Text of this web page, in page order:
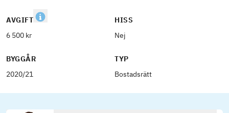
AVGIFT
6 500 kr
HISS
Nej
BYGGÅR
2020/21
TYP
Bostadsrätt